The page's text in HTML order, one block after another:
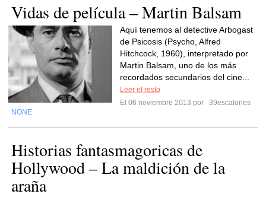
Vidas de película – Martin Balsam
Aquí tenemos al detective Arbogast
de Psicosis (Psycho, Alfred
Hitchcock, 1960), interpretado por
Martin Balsam, uno de los más
recordados secundarios del cine...
Leer el resto
El 06 noviembre 2013 por
39escalones
NONE
Historias fantasmagoricas de
Hollywood – La maldición de la
araña